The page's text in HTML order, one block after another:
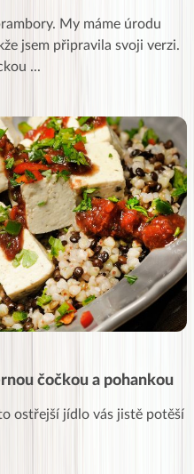
My máme úrodu
jsem připravila svoji verzi.
...
čočkou a pohankou
ostřejší jídlo vás jistě potěší